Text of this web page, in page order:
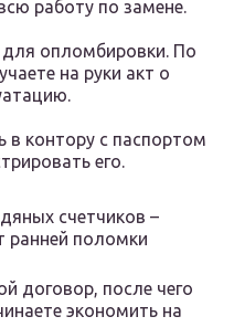
работу по замене.
опломбировки. По
на руки акт о
в контору с паспортом
его.
счетчиков –
ранней поломки
договор, после чего
экономить на